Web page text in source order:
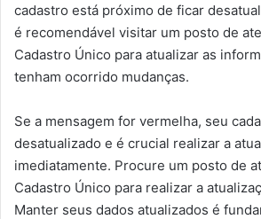
cadastro está próximo de ficar
é recomendável visitar um posto de
Cadastro Único para atualizar as
tenham ocorrido mudanças.
Se a mensagem for vermelha, seu
desatualizado e é crucial realizar a
imediatamente. Procure um posto de
Cadastro Único para realizar a
Manter seus dados atualizados é